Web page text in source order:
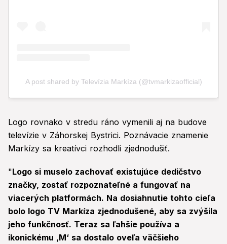
Logo rovnako v stredu ráno vymenili aj na budove
televízie v Záhorskej Bystrici. Poznávacie znamenie
Markízy sa kreatívci rozhodli zjednodušiť.
"Logo si muselo zachovať existujúce dedičstvo
značky, zostať rozpoznateľné a fungovať na
viacerých platformách. Na dosiahnutie tohto cieľa
bolo logo TV Markíza zjednodušené, aby sa zvýšila
jeho funkčnosť. Teraz sa ľahšie používa a
ikonickému ‚M‘ sa dostalo oveľa väčšieho